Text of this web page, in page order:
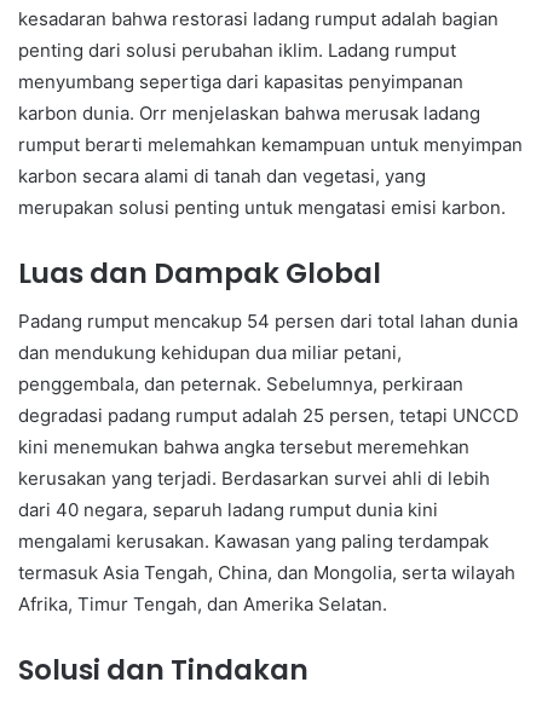
kesadaran bahwa restorasi ladang rumput adalah bagian
penting dari solusi perubahan iklim. Ladang rumput
menyumbang sepertiga dari kapasitas penyimpanan
karbon dunia. Orr menjelaskan bahwa merusak ladang
rumput berarti melemahkan kemampuan untuk menyimpan
karbon secara alami di tanah dan vegetasi, yang
merupakan solusi penting untuk mengatasi emisi karbon.
Luas dan Dampak Global
Padang rumput mencakup 54 persen dari total lahan dunia
dan mendukung kehidupan dua miliar petani,
penggembala, dan peternak. Sebelumnya, perkiraan
degradasi padang rumput adalah 25 persen, tetapi UNCCD
kini menemukan bahwa angka tersebut meremehkan
kerusakan yang terjadi. Berdasarkan survei ahli di lebih
dari 40 negara, separuh ladang rumput dunia kini
mengalami kerusakan. Kawasan yang paling terdampak
termasuk Asia Tengah, China, dan Mongolia, serta wilayah
Afrika, Timur Tengah, dan Amerika Selatan.
Solusi dan Tindakan